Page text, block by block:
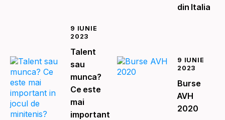
din Italia
Talent
sau
munca?
Ce este
mai
important
9 IUNIE
2023
Burse
AVH
2020
9 IUNIE
2023